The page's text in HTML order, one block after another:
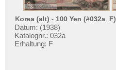
Korea (alt) - 100 Yen (#032a_F)
Datum: (1938)
Katalognr.: 032a
Erhaltung: F